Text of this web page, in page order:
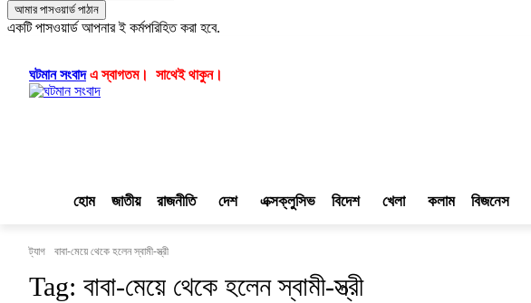
একটি পাসওয়ার্ড আপনার ই কর্মপরিহিত করা হবে.
ঘটমান সংবাদএ স্বাগতম। সাথেই থাকুন।
হোম জাতীয় রাজনীতি দেশ এক্সক্লুসিভ বিদেশ খেলা কলাম বিজনেস
ট্যাগ বাবা-মেয়ে থেকে হলেন স্বামী-স্ত্রী
Tag: বাবা-মেয়ে থেকে হলেন স্বামী-স্ত্রী